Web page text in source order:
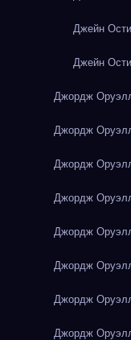
Джейн
Джейн
Джордж
Джордж
Джордж
Джордж
Джордж
Джордж
Джордж
Джордж